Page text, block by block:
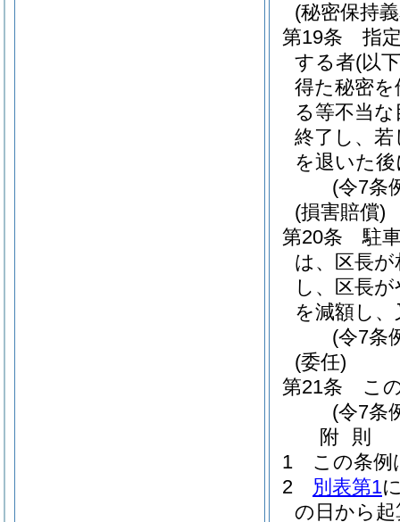
(秘密保持
第19条
指
する者(以
得た秘密
る等不当
終了し、
を退いた
(令7条
(損害賠償)
第20条
駐
は、区長
し、区長
を減額し
(令7条
(委任)
第21条
こ
(令7条
附 則
1
この条例
2
別表第1
の日から